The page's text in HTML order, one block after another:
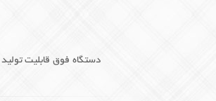
دستگاه فوق قابلیت